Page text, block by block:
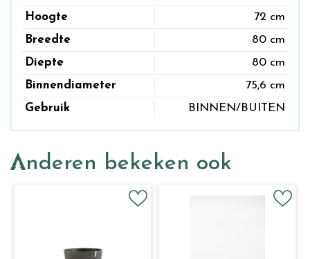
Hoogte
72 cm
Breedte
80 cm
Diepte
80 cm
Binnendiameter
75,6 cm
Gebruik
BINNEN/BUITEN
Anderen bekeken ook